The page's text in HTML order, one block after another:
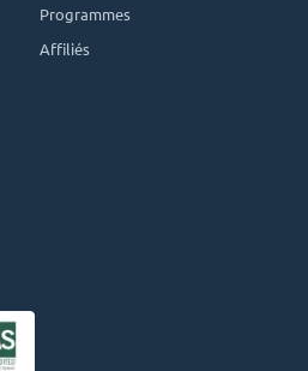
Programmes
Affiliés